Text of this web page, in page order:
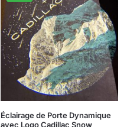
Éclairage de Porte Dynamique
avec Logo Cadillac Snow